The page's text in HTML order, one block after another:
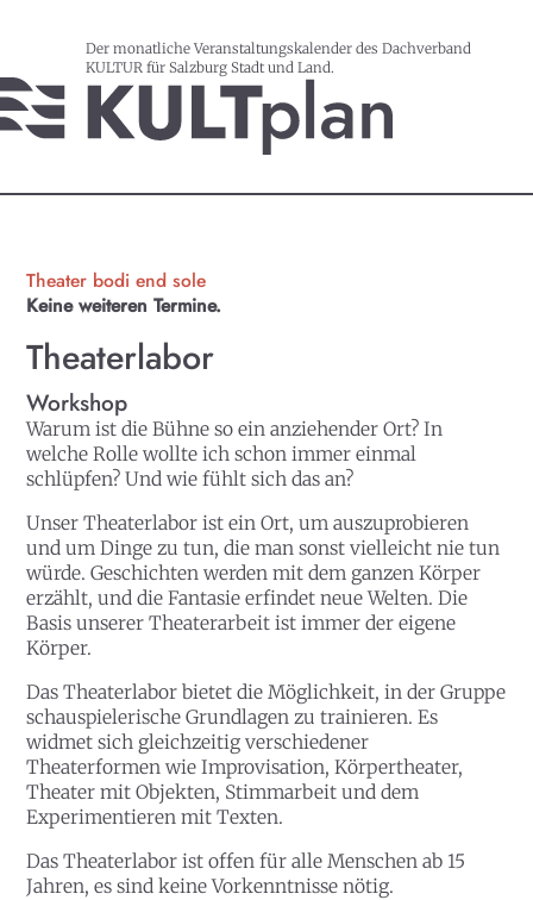
Der monatliche Veranstaltungskalender des Dachverband
KULTUR für Salzburg Stadt und Land.
Theater bodi end sole
Keine weiteren Termine.
Theaterlabor
Workshop
Warum ist die Bühne so ein anziehender Ort? In
welche Rolle wollte ich schon immer einmal
schlüpfen? Und wie fühlt sich das an?
Unser Theaterlabor ist ein Ort, um auszuprobieren
und um Dinge zu tun, die man sonst vielleicht nie tun
würde. Geschichten werden mit dem ganzen Körper
erzählt, und die Fantasie erfindet neue Welten. Die
Basis unserer Theaterarbeit ist immer der eigene
Körper.
Das Theaterlabor bietet die Möglichkeit, in der Gruppe
schauspielerische Grundlagen zu trainieren. Es
widmet sich gleichzeitig verschiedener
Theaterformen wie Improvisation, Körpertheater,
Theater mit Objekten, Stimmarbeit und dem
Experimentieren mit Texten.
Das Theaterlabor ist offen für alle Menschen ab 15
Jahren, es sind keine Vorkenntnisse nötig.